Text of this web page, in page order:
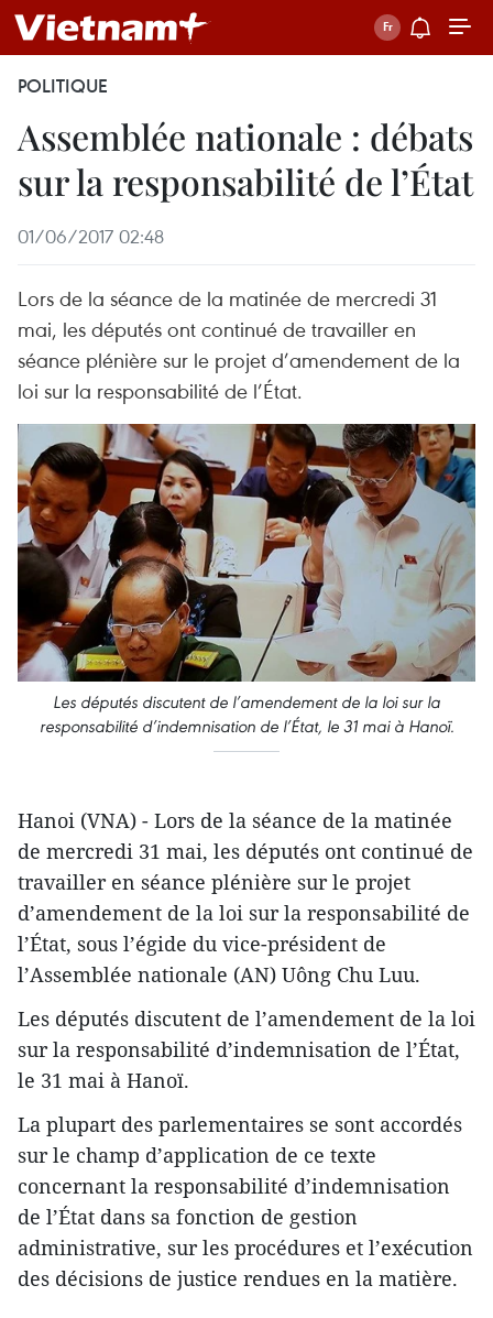
POLITIQUE
Assemblée nationale : débats
sur la responsabilité de l’État
01/06/2017 02:48
Lors de la séance de la matinée de mercredi 31
mai, les députés ont continué de travailler en
séance plénière sur le projet d’amendement de la
loi sur la responsabilité de l’État.
Les députés discutent de l’amendement de la loi sur la
responsabilité d’indemnisation de l’État, le 31 mai à Hanoï.
Hanoi (VNA) - Lors de la séance de la matinée
de mercredi 31 mai, les députés ont continué de
travailler en séance plénière sur le projet
d’amendement de la loi sur la responsabilité de
l’État, sous l’égide du vice-président de
l’Assemblée nationale (AN) Uông Chu Luu.
Les députés discutent de l’amendement de la loi
sur la responsabilité d’indemnisation de l’État,
le 31 mai à Hanoï.
La plupart des parlementaires se sont accordés
sur le champ d’application de ce texte
concernant la responsabilité d’indemnisation
de l’État dans sa fonction de gestion
administrative, sur les procédures et l’exécution
des décisions de justice rendues en la matière.